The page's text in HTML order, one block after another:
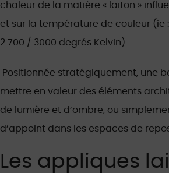
chaleur de la matière « laiton »
et sur la température de couleur (ie
2 700 / 3000 degrés Kelvin).
Positionnée stratégiquement, une
mettre en valeur des éléments
de lumière et d’ombre, ou
d’appoint dans les espaces de
Les appliques